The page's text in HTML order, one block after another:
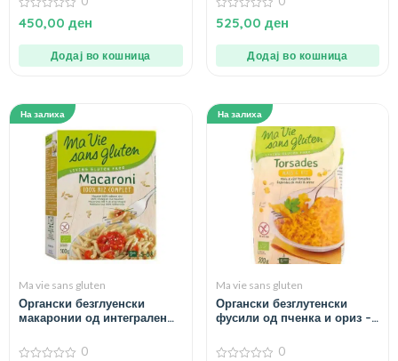
0
од
450,00 ден
Додај во кошница
0
од
525,00 ден
Додај во кошница
На залиха
Ma vie sans gluten
Органски безглуенски
макаронии од интегрален
0
На залиха
Ma vie sans gluten
Органски безглутенски
фусили од пченка и ориз –
0